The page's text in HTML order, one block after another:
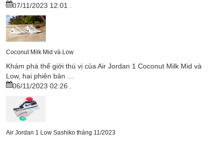
07/11/2023 12:01
Coconut Milk Mid và Low
Khám phá thế giới thú vị của Air Jordan 1 Coconut Milk Mid và
Low, hai phiên bản ...
06/11/2023 02:26
Air Jordan 1 Low Sashiko tháng 11/2023